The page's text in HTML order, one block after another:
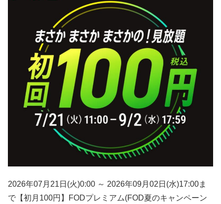
2026年07月21日(火)0:00 ～ 2026年09月02日(水)17:00ま
で【初月100円】FODプレミアム(FOD夏のキャンペーン